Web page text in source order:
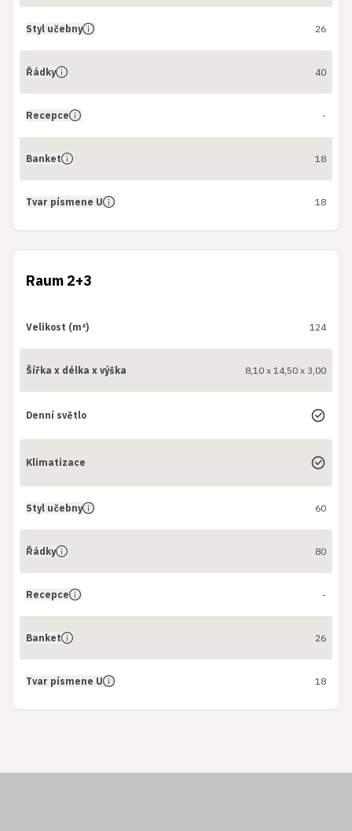
Styl učebny 26
Řádky 40
Recepce -
Banket 18
Tvar písmene U 18
Raum 2+3
Velikost (m²) 124
Šířka x délka x výška 8,10 x 14,50 x 3,00
Denní světlo
Klimatizace
Styl učebny 60
Řádky 80
Recepce -
Banket 26
Tvar písmene U 18